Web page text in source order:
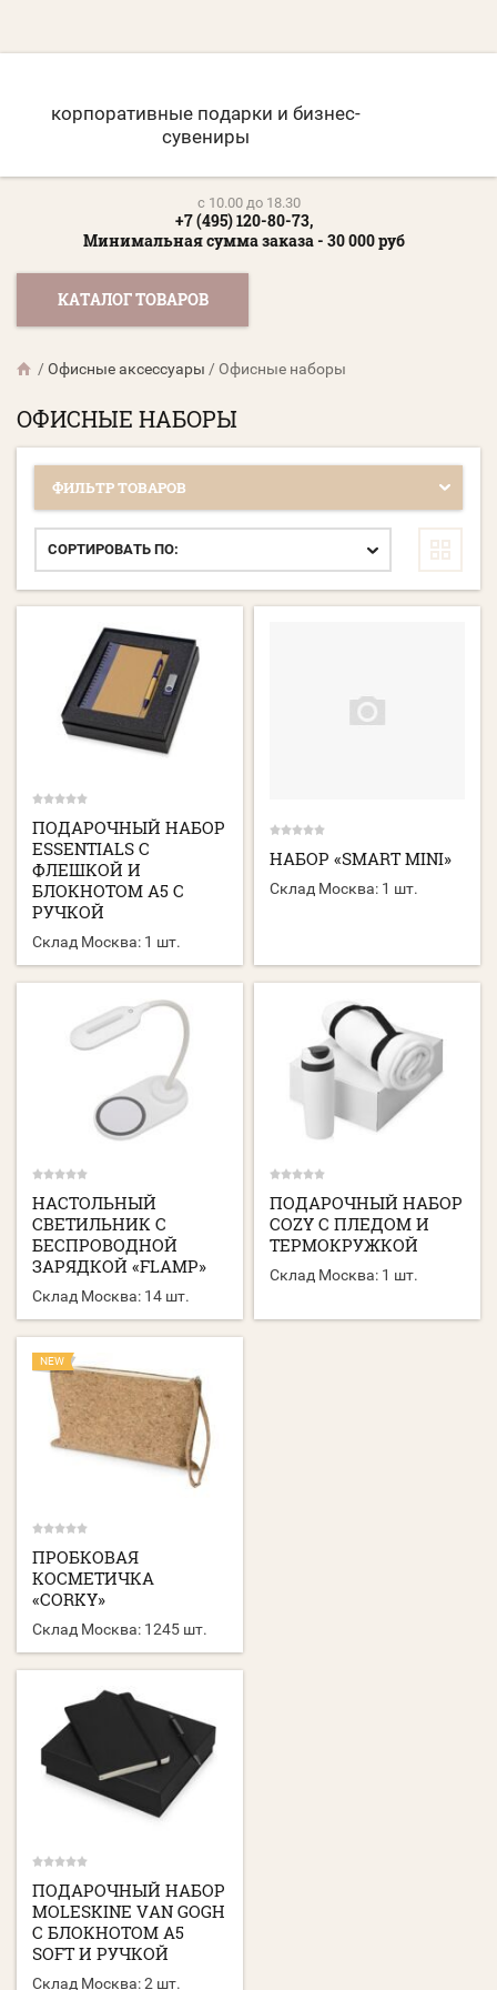
корпоративные подарки и бизнес-
сувениры
c 10.00 до 18.30
+7 (495) 120-80-73,
Минимальная сумма заказа - 30 000 руб
КАТАЛОГ ТОВАРОВ
/Офисные аксессуары / Офисные наборы
ОФИСНЫЕ НАБОРЫ
ФИЛЬТР ТОВАРОВ
СОРТИРОВАТЬ ПО:
ПОДАРОЧНЫЙ НАБОР
ESSENTIALS С
ФЛЕШКОЙ И
БЛОКНОТОМ А5 С
РУЧКОЙ
Склад Москва: 1 шт.
НАБОР «SMART MINI»
Склад Москва: 1 шт.
НАСТОЛЬНЫЙ
СВЕТИЛЬНИК С
БЕСПРОВОДНОЙ
ЗАРЯДКОЙ «FLAMP»
Склад Москва: 14 шт.
ПОДАРОЧНЫЙ НАБОР
COZY С ПЛЕДОМ И
ТЕРМОКРУЖКОЙ
Склад Москва: 1 шт.
NEW
ПРОБКОВАЯ
КОСМЕТИЧКА
«CORKY»
Склад Москва: 1245 шт.
ПОДАРОЧНЫЙ НАБОР
MOLESKINE VAN GOGH
С БЛОКНОТОМ А5
SOFT И РУЧКОЙ
Склад Москва:2 шт.